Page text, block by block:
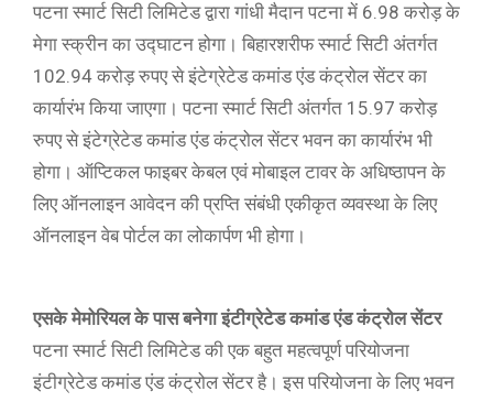
पटना स्मार्ट सिटी लिमिटेड द्वारा गांधी मैदान पटना में 6.98 करोड़ के
मेगा स्क्रीन का उद्घाटन होगा। बिहारशरीफ स्मार्ट सिटी अंतर्गत
102.94 करोड़ रुपए से इंटेग्रेटेड कमांड एंड कंट्रोल सेंटर का
कार्यारंभ किया जाएगा। पटना स्मार्ट सिटी अंतर्गत 15.97 करोड़
रुपए से इंटेग्रेटेड कमांड एंड कंट्रोल सेंटर भवन का कार्यारंभ भी
होगा। ऑप्टिकल फाइबर केबल एवं मोबाइल टावर के अधिष्ठापन के
लिए ऑनलाइन आवेदन की प्रप्ति संबंधी एकीकृत व्यवस्था के लिए
ऑनलाइन वेब पोर्टल का लोकार्पण भी होगा।
एसके मेमोरियल के पास बनेगा इंटीग्रेटेड कमांड एंड कंट्रोल सेंटर
पटना स्मार्ट सिटी लिमिटेड की एक बहुत महत्वपूर्ण परियोजना
इंटीग्रेटेड कमांड एंड कंट्रोल सेंटर है। इस परियोजना के लिए भवन